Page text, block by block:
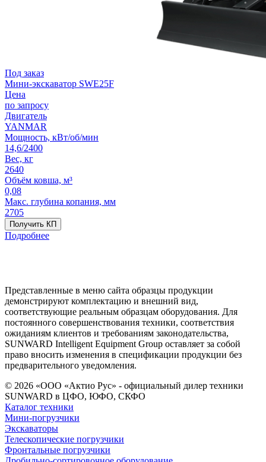
Под заказ
Мини-экскаватор SWE25F
Цена
по запросу
Двигатель
YANMAR
Мощность, кВт/об/мин
14,6/2400
Вес, кг
2640
Объём ковша, м³
0,08
Макс. глубина копания, мм
2705
Получить КП
Подробнее
Представленные в меню сайта образцы продукции
демонстрируют комплектацию и внешний вид,
соответствующие реальным образцам оборудования. Для
постоянного совершенствования техники, соответствия
ожиданиям клиентов и требованиям законодательства,
SUNWARD Intelligent Equipment Group оставляет за собой
право вносить изменения в спецификации продукции без
предварительного уведомления.
© 2026 «ООО «Актио Рус» - официальный дилер техники
SUNWARD в ЦФО, ЮФО, СКФО
Каталог техники
Мини-погрузчики
Экскаваторы
Телескопические погрузчики
Фронтальные погрузчики